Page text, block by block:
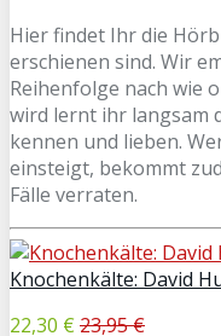
Hier findet Ihr die
erschienen sind. Wir
Reihenfolge nach wie
wird lernt ihr langsam
kennen und lieben.
einsteigt, bekommt
Fälle verraten.
Knochenkälte: David
22,30 € 23,95 €